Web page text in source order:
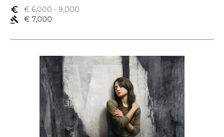
euro_symbol € 6,000 - 9,000
gavel
€ 7,000